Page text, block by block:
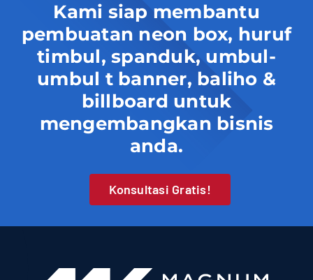
Kami siap membantu
pembuatan neon box, huruf
timbul, spanduk, umbul-
umbul t banner, baliho &
billboard untuk
mengembangkan bisnis
anda.
Konsultasi Gratis!